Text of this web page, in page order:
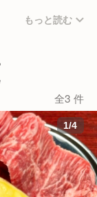
いちょうど良
スも良く、
な食べ方や提
に引き出すこ
もっと読む
全3 件
1/4